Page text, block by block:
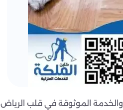
الموثوقة في قلب الرياض